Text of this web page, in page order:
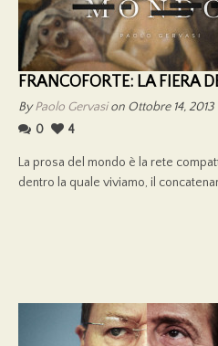
FRANCOFORTE: LA FIERA
ByPaolo Gervasion Ottobre 14, 2013
0
4
La prosa del mondo è la rete
dentro la quale viviamo, il